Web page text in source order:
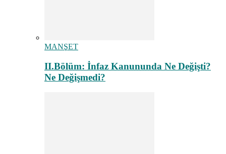
MANŞET
II.Bölüm: İnfaz Kanununda Ne Değişti?
Ne Değişmedi?